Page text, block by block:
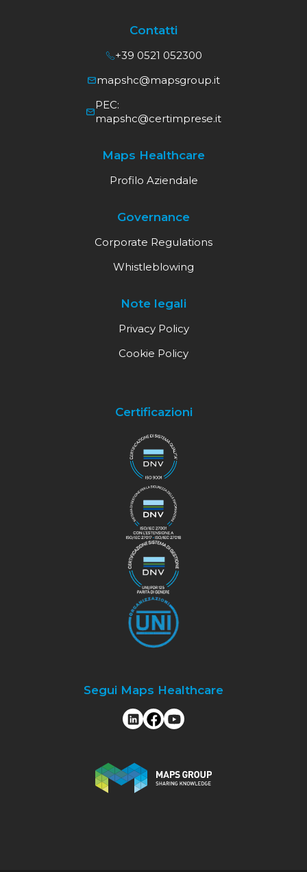
Contatti
+39 0521 052300
mapshc@mapsgroup.it
PEC:
mapshc@certimprese.it
Maps Healthcare
Profilo Aziendale
Governance
Corporate Regulations
Whistleblowing
Note legali
Privacy Policy
Cookie Policy
Certificazioni
Segui Maps Healthcare